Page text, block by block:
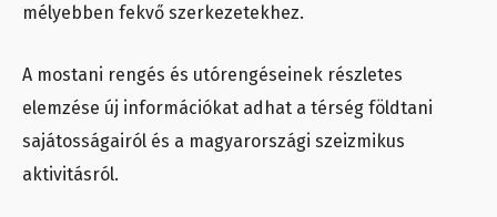
mélyebben fekvő szerkezetekhez.
A mostani rengés és utórengéseinek részletes
elemzése új információkat adhat a térség földtani
sajátosságairól és a magyarországi szeizmikus
aktivitásról.